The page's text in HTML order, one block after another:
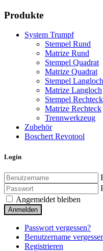
Produkte
System Trumpf
Stempel Rund
Matrize Rund
Stempel Quadrat
Matrize Quadrat
Stempel Langloch
Matrize Langloch
Stempel Rechteck
Matrize Rechteck
Trennwerkzeug
Zubehör
Boschert Revotool
Login
Angemeldet bleiben
Anmelden
Passwort vergessen?
Benutzername
Registrieren